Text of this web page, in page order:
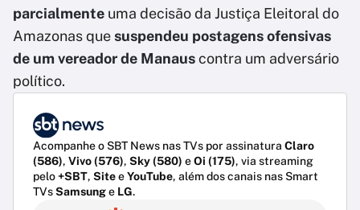
parcialmente uma decisão da Justiça Eleitoral do
Amazonas quesuspendeu postagens ofensivas
de um vereador de Manauscontra um adversário
político.
Acompanhe o SBT News nas TVs por assinatura Claro
(586), Vivo (576), Sky (580) eOi (175), via streaming
pelo+SBT, SiteeYouTube, além dos canais nas Smart
TVsSamsunge LG.